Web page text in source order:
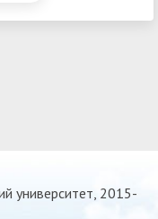
университет, 2015-